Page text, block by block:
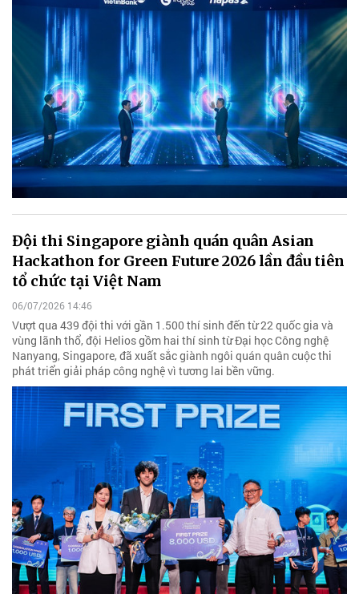
Đội thi Singapore giành quán quân Asian
Hackathon for Green Future 2026 lần đầu tiên
tổ chức tại Việt Nam
06/07/2026 14:46
Vượt qua 439 đội thi với gần 1.500 thí sinh đến từ 22 quốc gia và
vùng lãnh thổ, đội Helios gồm hai thí sinh từ Đại học Công nghệ
Nanyang, Singapore, đã xuất sắc giành ngôi quán quân cuộc thi
phát triển giải pháp công nghệ vì tương lai bền vững.